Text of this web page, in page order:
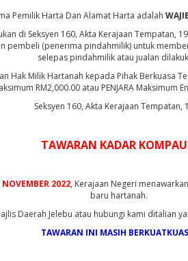
Pemilik Harta Dan Alamat Harta adalah
di Seksyen 160, Akta Kerajaan Tempatan,
pembeli (penerima pindahmilik) untuk
selepas pindahmilik atau jualan
Hak Milik Hartanah kepada Pihak Berkuasa
RM2,000.00 atau PENJARA Maksimum
Seksyen 160, Akta Kerajaan Tempatan,
TAWARAN KADAR
2022, Kerajaan Negeri
baru hartanah.
Daerah Jelebu atau hubungi kami ditalian
TAWARAN INI MASIH